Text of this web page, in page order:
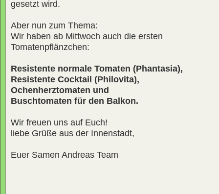
gesetzt wird.
Aber nun zum Thema:
Wir haben ab Mittwoch auch die ersten
Tomatenpflänzchen:
Resistente normale Tomaten (Phantasia),
Resistente Cocktail (Philovita),
Ochenherztomaten und
Buschtomaten für den Balkon.
Wir freuen uns auf Euch!
liebe Grüße aus der Innenstadt,
Euer Samen Andreas Team